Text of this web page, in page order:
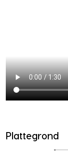
Plattegrond